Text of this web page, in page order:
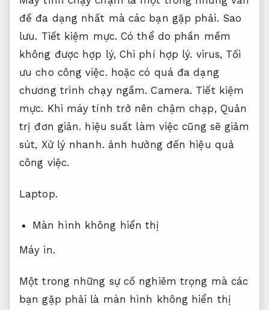
đề đa dạng nhất mà các bạn gặp phải. Sao
lưu. Tiết kiệm mực. Có thể do phần mềm
không được hợp lý, Chi phí hợp lý. virus, Tối
ưu cho công việc. hoặc có quá đa dạng
chương trình chạy ngầm.Camera. Tiết kiệm
mực. Khi máy tính trở nên chậm chạp, Quản
trị đơn giản. hiệu suất làm việc cũng sẽ giảm
sút, Xử lý nhanh. ảnh hưởng đến hiệu quả
công việc.
Laptop.
Màn hình không hiển thị
Máy in.
Một trong những sự cố nghiêm trọng mà các
bạn gặp phải là màn hình không hiển thị